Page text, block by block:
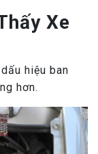
Xe
hiệu ban
hơn.